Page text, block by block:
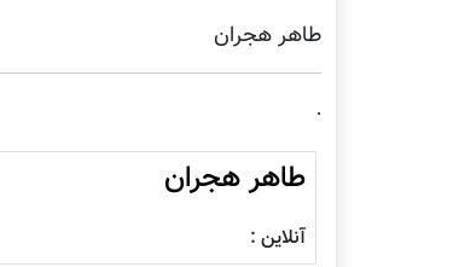
طاهر هجران
.
طاهر هجران
آنلاین :